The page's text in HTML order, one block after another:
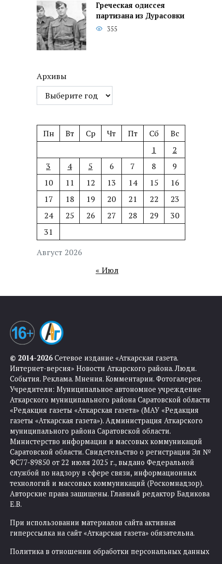
Греческая одиссея
партизана из Дурасовки
355
Архивы
Август 2026
Пн Вт Ср Чт Пт Сб
Вс
1
2
3
4 5 6 7 8
9
10
11 12 13 14 15
16
17
18 19 20 21 22
23
24
25 26 27 28 29
30
31
« Июл
© 2014-2026Сетевое издание «Аткарская газета.
Интернет-версия» Новости Аткарского района. Люди.
События. Реклама. Мнения. Комментарии. Фотогалерея.
Учредители: Муниципальное автономное учреждение
Аткарского муниципального района Саратовской области
«Редакция газеты «Аткарская газета» (МАУ «Редакция
газеты «Аткарская газета»). Администрация Аткарского
муниципального района Саратовской области.
Министерство информации и массовых коммуникаций
Саратовской области. Свидетельство о регистрации Эл №
ФС77-89850 от 22 июля 2025 г., выдано Федеральной
службой по надзору в сфере связи, информационных
технологий и массовых коммуникаций (Роскомнадзор).
Авторские права защищены. Главный редактор Бадикова
Е.В.
При использовании материалов сайта активная
гиперссылка на сайт «Аткарская газета» обязательна.
Политика в отношении обработки персональных данных